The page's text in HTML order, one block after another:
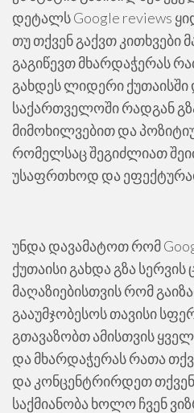
დეტალს Google reviews
თუ თქვენ გაქვთ კითხვები
გაგიწევთ მხარდაჭერას
გახდეს ლიდერი
საქართველოში რადგან
მიმოხილვებით და
რომელსაც შეგიძლიათ
უსაფრთხოდ და
უნდა დავამატოთ რომ
ქუთაისი გახდა გზა სერვის
მაღაზიებისთვის რომ
გააუმჯობესოს თავისი
გთავაზობთ ამისთვის
და მხარდაჭერას რათა
და კონცენტრირდეთ
საქმიანობა ხოლო ჩვენ